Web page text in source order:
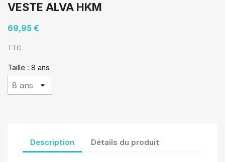
VESTE ALVA HKM
69,95 €
TTC
Taille : 8 ans
Description Détails du produit